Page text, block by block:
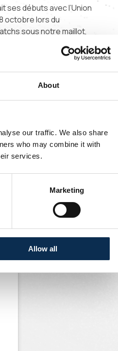
About
our traffic. We also share
who may combine it with
services.
Marketing
Allow all
ses débuts avec l’Union
octobre lors du
sous notre maillot,
Bruges, et a aidé
le championnat.